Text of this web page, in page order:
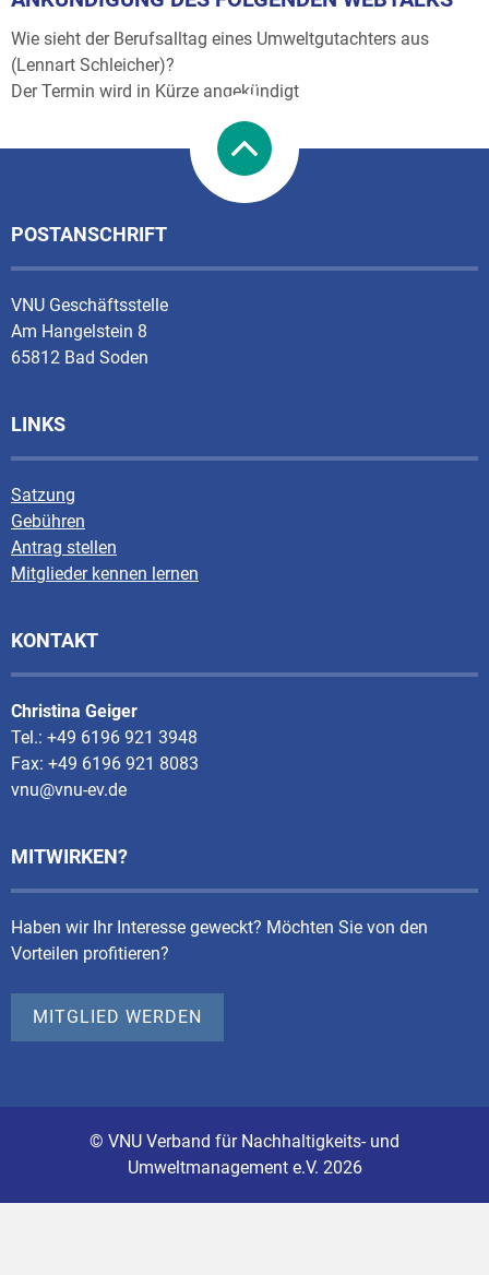
Wie sieht der Berufsalltag eines Umweltgutachters aus
(Lennart Schleicher)?
Der Termin wird in Kürze angekündigt
POSTANSCHRIFT
VNU Geschäftsstelle
Am Hangelstein 8
65812 Bad Soden
LINKS
Satzung
Gebühren
Antrag stellen
Mitglieder kennen lernen
KONTAKT
Christina Geiger
Tel.: +49 6196 921 3948
Fax: +49 6196 921 8083
vnu@vnu-ev.de
MITWIRKEN?
Haben wir Ihr Interesse geweckt? Möchten Sie von den
Vorteilen profitieren?
MITGLIED WERDEN
© VNU Verband für Nachhaltigkeits- und
Umweltmanagement e.V. 2026